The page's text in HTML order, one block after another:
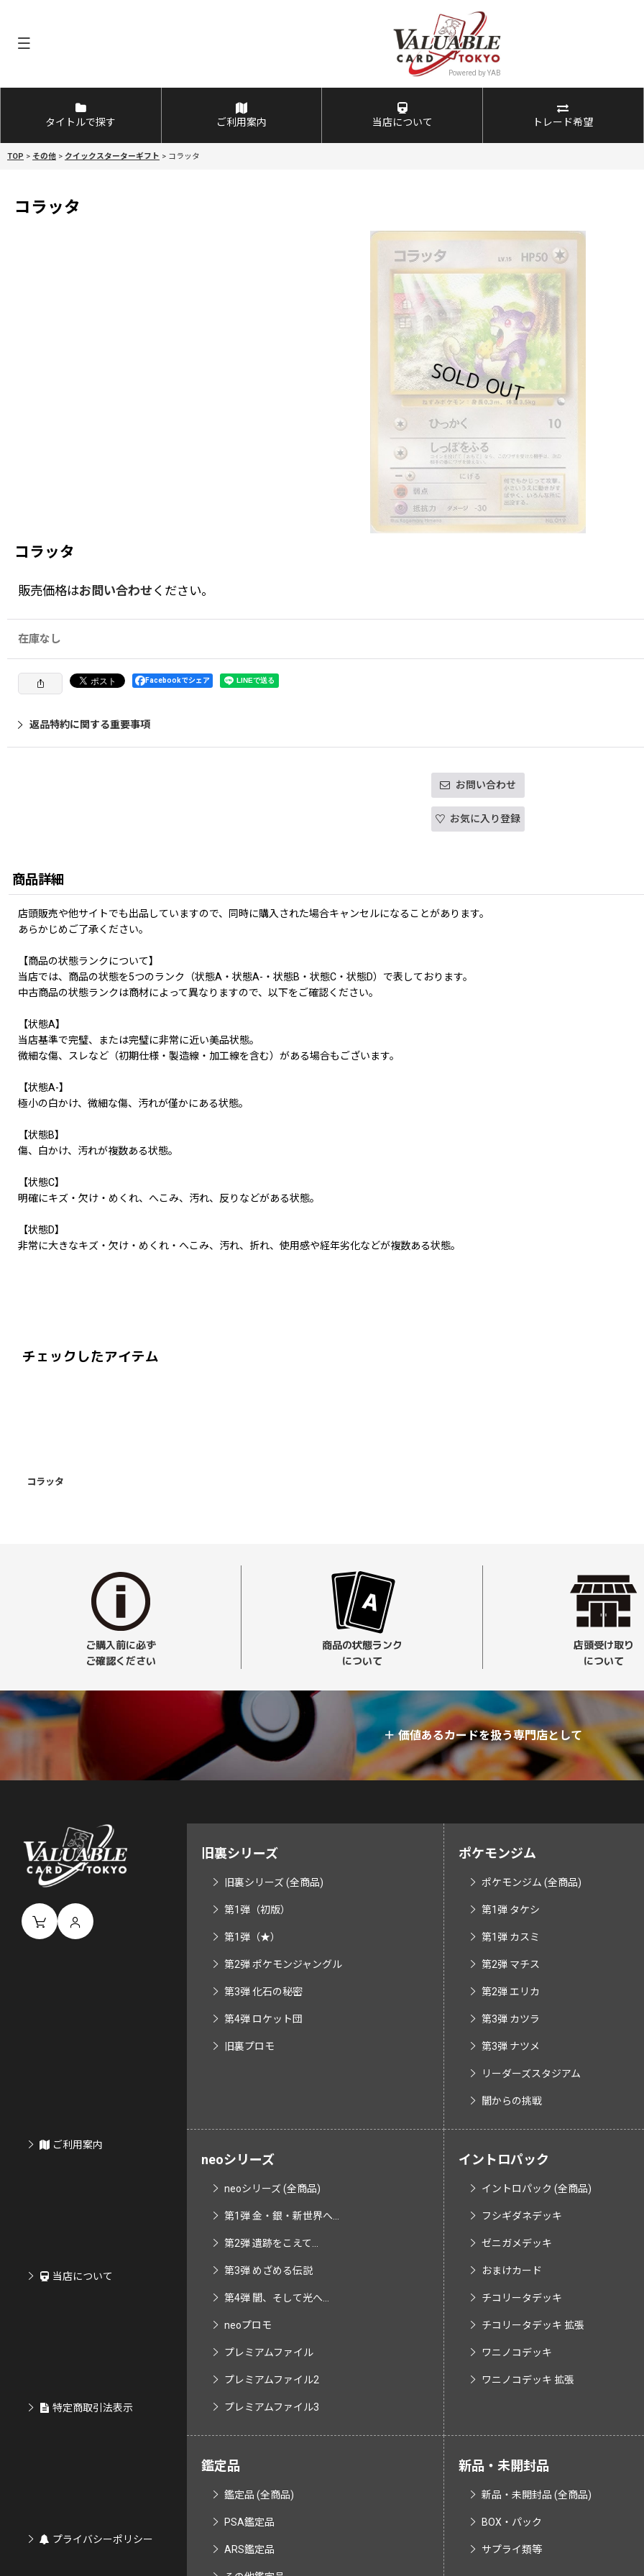
タイトルで探す ご利用案内 当店について トレード希望
TOP > その他 > クイックスターターギフト > コラッタ
コラッタ
コラッタ
販売価格はお問い合わせ ください。
在庫なし
Facebookでシェア
返品特約に関する重要事項
お問い合わせ
お気に入り登録
商品詳細
店頭販売や他サイトでも出品していますので、同時に購入された場合キャンセルになることがあります。
あらかじめご了承ください。
【商品の状態ランクについて】
当店では、商品の状態を5つのランク（状態A・状態A-・状態B・状態C・状態D）で表しております。
中古商品の状態ランクは商材によって異なりますので、以下をご確認ください。
【状態A】
当店基準で完璧、または完璧に非常に近い美品状態。
微細な傷、スレなど（初期仕様・製造線・加工線を含む）がある場合もございます。
【状態A-】
極小の白かけ、微細な傷、汚れが僅かにある状態。
【状態B】
傷、白かけ、汚れが複数ある状態。
【状態C】
明確にキズ・欠け・めくれ、へこみ、汚れ、反りなどがある状態。
【状態D】
非常に大きなキズ・欠け・めくれ・へこみ、汚れ、折れ、使用感や経年劣化などが複数ある状態。
チェックしたアイテム
コラッタ
ご購入前に必ず
ご確認ください
商品の状態ランク
について
店頭受け取り
について
＋価値あるカードを扱う専門店として
ご利用案内
当店について
特定商取引法表示
プライバシーポリシー
旧裏シリーズ
旧裏シリーズ (全商品)
第1弾（初版）
第1弾（★）
第2弾 ポケモンジャングル
第3弾 化石の秘密
第4弾 ロケット団
旧裏プロモ
ポケモンジム
ポケモンジム (全商品)
第1弾 タケシ
第1弾 カスミ
第2弾 マチス
第2弾 エリカ
第3弾 カツラ
第3弾 ナツメ
リーダーズスタジアム
闇からの挑戦
neoシリーズ
neoシリーズ (全商品)
第1弾 金・銀・新世界へ...
第2弾 遺跡をこえて...
第3弾 めざめる伝説
第4弾 闇、そして光へ...
neoプロモ
プレミアムファイル
プレミアムファイル2
プレミアムファイル3
イントロパック
イントロパック (全商品)
フシギダネデッキ
ゼニガメデッキ
おまけカード
チコリータデッキ
チコリータデッキ 拡張
ワニノコデッキ
ワニノコデッキ 拡張
鑑定品
鑑定品 (全商品)
PSA鑑定品
ARS鑑定品
新品・未開封品
新品・未開封品 (全商品)
BOX・パック
サプライ類等